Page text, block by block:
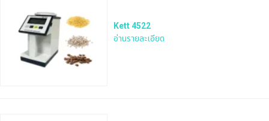
Kett 4522
อ่านรายละเอียด